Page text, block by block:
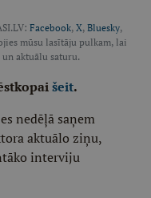
Facebook, X, Bluesky,
mūsu lasītāju pulkam, lai
aktuālu saturu.
šeit.
nedēļā saņem
aktuālo ziņu,
interviju